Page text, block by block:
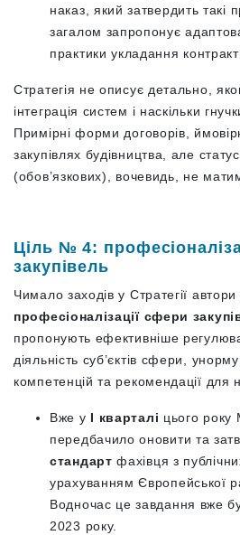
наказ, який затвердить такі
загалом запропонує
практики укладання
Стратегія не описує детально,
інтеграція систем і наскільки
Примірні форми договорів,
закупівлях будівництва, але
(обов’язкових), вочевидь, не
Ціль № 4:
закупівель
Чимало заходів у Стратегії
професіоналізації сфери
пропонують ефективніше
діяльність суб’єктів сфери,
компетенцій та рекомендації для
Вже у І кварталі цього року
передбачило оновити та
стандарт фахівця з
урахуванням Європейської
Водночас це завдання вже
2023 року.